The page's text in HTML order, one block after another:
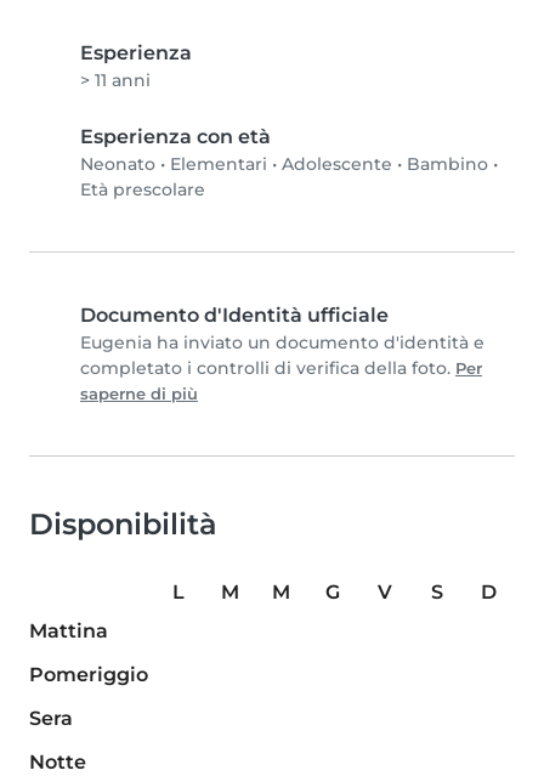
Esperienza
> 11 anni
Esperienza con età
Neonato • Elementari • Adolescente • Bambino •
Età prescolare
Documento d'Identità ufficiale
Eugenia ha inviato un documento d'identità e
completato i controlli di verifica della foto. Per
saperne di più
Disponibilità
L M M G V S
D
Mattina
Pomeriggio
Sera
Notte